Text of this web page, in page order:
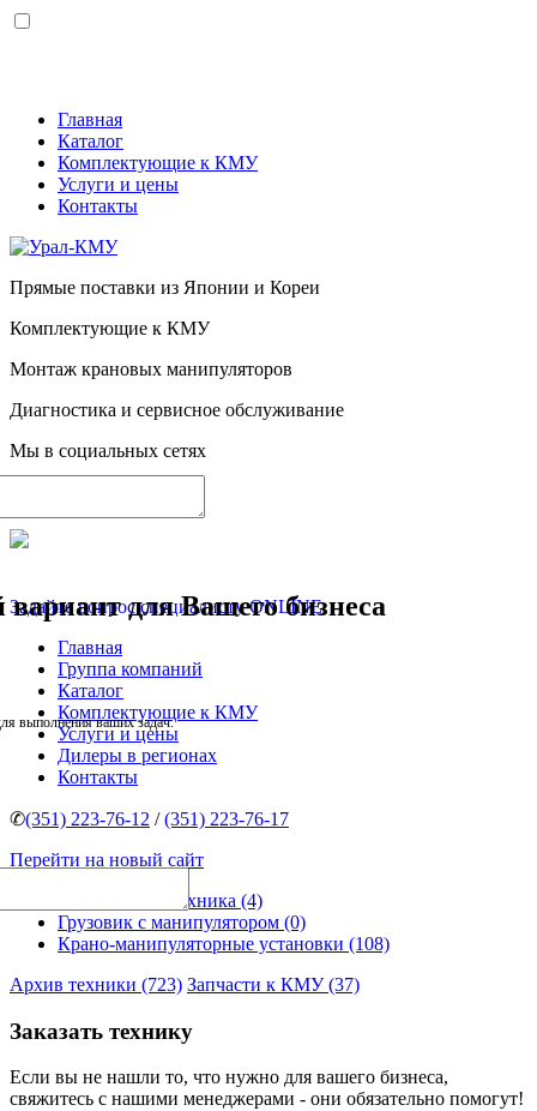
Главная
Каталог
Комплектующие к КМУ
Услуги и цены
Контакты
Прямые поставки из Японии и Кореи
Комплектующие к КМУ
Монтаж крановых манипуляторов
Диагностика и сервисное обслуживание
Мы в социальных сетях
Задайте вопрос специалисту ONLINE
Главная
Группа компаний
Каталог
Комплектующие к КМУ
Услуги и цены
Дилеры в регионах
Контакты
✆(351) 223-76-12 /(351) 223-76-17
Перейти на новый сайт
Специальная техника (4)
Грузовик с манипулятором (0)
Крано-манипуляторные установки (108)
Архив техники (723) Запчасти к КМУ (37)
Заказать технику
Если вы не нашли то, что нужно для вашего бизнеса,
свяжитесь с нашими менеджерами - они обязательно помогут!
для Вашего бизнеса
выполнения ваших задач.